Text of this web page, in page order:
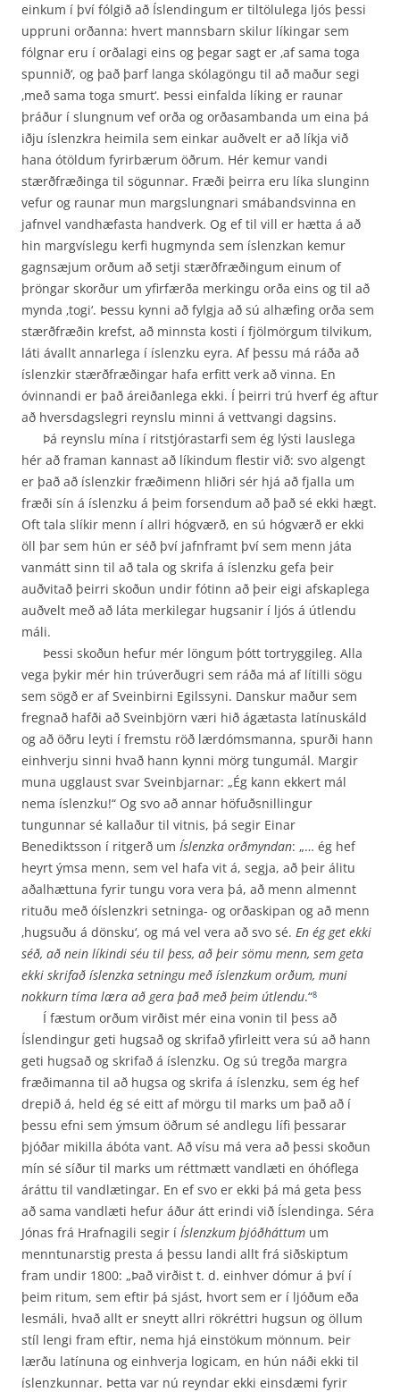
einkum í því fólgið að Íslendingum er tiltölulega ljós þessi
uppruni orðanna: hvert mannsbarn skilur líkingar sem
fólgnar eru í orðalagi eins og þegar sagt er ‚af sama toga
spunnið‘, og það þarf langa skólagöngu til að maður segi
‚með sama toga smurt‘. Þessi einfalda líking er raunar
þráður í slungnum vef orða og orðasambanda um eina þá
iðju íslenzkra heimila sem einkar auðvelt er að líkja við
hana ótöldum fyrirbærum öðrum. Hér kemur vandi
stærðfræðinga til sögunnar. Fræði þeirra eru líka slunginn
vefur og raunar mun margslungnari smábandsvinna en
jafnvel vand­hæfasta handverk. Og ef til vill er hætta á að
hin margvíslegu kerfi hugmynda sem íslenzkan kemur
gagnsæjum orðum að setji stærðfræðingum einum of
þröngar skorður um yfirfærða merkingu orða eins og til að
mynda ‚togi‘. Þessu kynni að fylgja að sú alhæfing orða sem
stærðfræðin krefst, að minnsta kosti í fjölmörgum tilvikum,
láti ávallt annarlega í íslenzku eyra. Af þessu má ráða að
íslenzkir stærðfræðingar hafa erfitt verk að vinna. En
óvinnandi er það áreiðan­lega ekki. Í þeirri trú hverf ég aftur
að hversdagslegri reynslu minni á vettvangi dagsins.
Þá reynslu mína í ritstjórastarfi sem ég lýsti lauslega
hér að framan kannast að líkindum flestir við: svo algengt
er það að íslenzkir fræðimenn hliðri sér hjá að fjalla um
fræði sín á íslenzku á þeim forsendum að það sé ekki hægt.
Oft tala slíkir menn í allri hógværð, en sú hógværð er ekki
öll þar sem hún er séð því jafnframt því sem menn játa
vanmátt sinn til að tala og skrifa á íslenzku gefa þeir
auðvitað þeirri skoðun undir fótinn að þeir eigi afskaplega
auðvelt með að láta merki­legar hugsanir í ljós á útlendu
máli.
Þessi skoðun hefur mér löngum þótt tortryggileg. Alla
vega þykir mér hin trúverðugri sem ráða má af lítilli sögu
sem sögð er af Sveinbirni Egilssyni. Danskur maður sem
fregnað hafði að Sveinbjörn væri hið ágætasta latínuskáld
og að öðru leyti í fremstu röð lærdómsmanna, spurði hann
einhverju sinni hvað hann kynni mörg tungumál. Margir
muna ugglaust svar Sveinbjarnar: „Ég kann ekkert mál
nema íslenzku!“ Og svo að annar höfuðsnillingur
tungunnar sé kallaður til vitnis, þá segir Einar
Benediktsson í ritgerð um Íslenzka orðmyndan: „… ég hef
heyrt ýmsa menn, sem vel hafa vit á, segja, að þeir álitu
aðalhættuna fyrir tungu vora vera þá, að menn almennt
rituðu með óíslenzkri setninga- og orðaskipan og að menn
‚hugsuðu á dönsku‘, og má vel vera að svo sé. En ég get ekki
séð, að nein líkindi séu til þess, að þeir sömu menn, sem geta
ekki skrifað íslenzka setningu með íslenzkum orðum, muni
nokkurn tíma læra að gera það með þeim útlendu.“8
Í fæstum orðum virðist mér eina vonin til þess að
Íslendingur geti hugsað og skrifað yfirleitt vera sú að hann
geti hugsað og skrifað á íslenzku. Og sú tregða margra
fræðimanna til að hugsa og skrifa á íslenzku, sem ég hef
drepið á, held ég sé eitt af mörgu til marks um það að í
þessu efni sem ýmsum öðrum sé andlegu lífi þessarar
þjóðar mikilla ábóta vant. Að vísu má vera að þessi skoðun
mín sé síður til marks um réttmætt vandlæti en óhóflega
áráttu til vandlætingar. En ef svo er ekki þá má geta þess
að sama vandlæti hefur áður átt erindi við Íslendinga. Séra
Jónas frá Hrafnagili segir í Íslenzkum þjóðháttum um
menntunarstig presta á þessu landi allt frá sið­skiptum
fram undir 1800: „Það virðist t. d. einhver dómur á því í
þeim ritum, sem eftir þá sjást, hvort sem er í ljóðum eða
lesmáli, hvað allt er sneytt allri rökréttri hugsun og öllum
stíl lengi fram eftir, nema hjá einstökum mönnum. Þeir
lærðu latínuna og einhverja logicam, en hún náði ekki til
íslenzkunnar. Þetta var nú reyndar ekki einsdæmi fyrir